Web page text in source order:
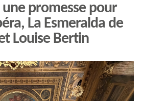
promesse pour
La Esmeralda de
Louise Bertin